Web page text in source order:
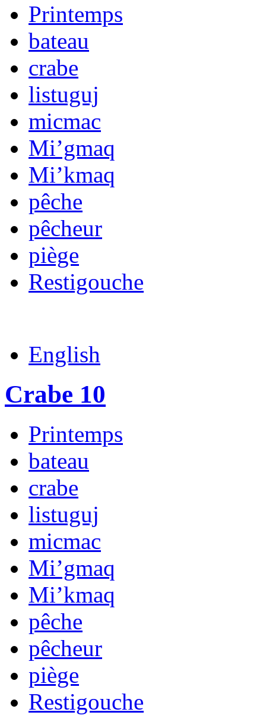
Printemps
bateau
crabe
listuguj
micmac
Mi’gmaq
Mi’kmaq
pêche
pêcheur
piège
Restigouche
English
Crabe 10
Printemps
bateau
crabe
listuguj
micmac
Mi’gmaq
Mi’kmaq
pêche
pêcheur
piège
Restigouche